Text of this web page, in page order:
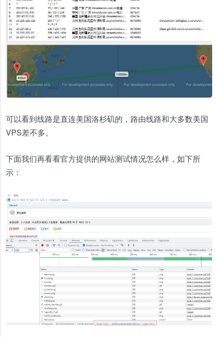
可以看到线路是直连美国洛杉矶的，路由线路和大多数美国
VPS差不多。
下面我们再看看官方提供的网站测试情况怎么样，如下所
示：